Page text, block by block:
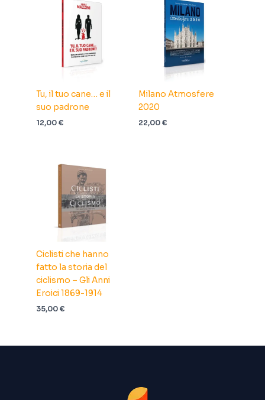
Tu, il tuo cane… e il
suo padrone
12,00€
Milano Atmosfere
2020
22,00€
Ciclisti che hanno
fatto la storia del
ciclismo – Gli Anni
Eroici 1869-1914
35,00€